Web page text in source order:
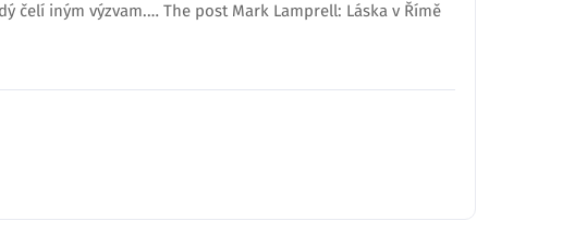
čelí iným výzvam.… The post Mark Lamprell: Láska v Římě